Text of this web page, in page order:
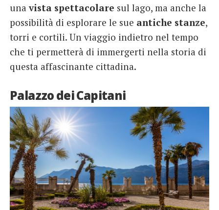
unavista spettacolare sul lago, ma anche la
possibilità di esplorare le sue antiche stanze,
torri e cortili. Un viaggio indietro nel tempo
che ti permetterà di immergerti nella storia di
questa affascinante cittadina.
Palazzo dei Capitani